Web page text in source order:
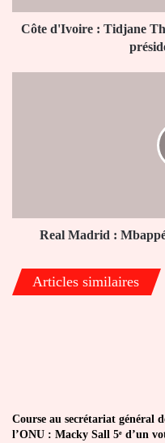
poste
deCôte d'Ivoire : Tidjane
Barcelone
Real Madrid :
Articles similaires
Course au secrétariat général
l’ONU : Macky Sall 5ᵉ d’un